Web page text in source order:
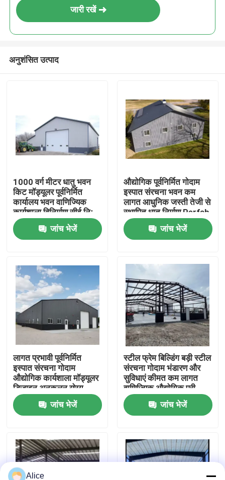
घर
उत्पादों
कारखाना भ्रमण
गुणवत्ता नियंत्रण
संपर्क करें
एक उद्धरण का अनुरोध करें
प्रीफैब स्टील वेयरहाउस
मॉड्यूलर स्टील स्ट्रक्चर
रॉकवूल सैंडविच पैनल
जारी रखें
अनुशंसित उत्पाद
1000 वर्ग मीटर धातु भवन
किट मॉड्यूलर पूर्वनिर्मित
कार्यालय भवन वाणिज्यिक
कार्यशाला विनिर्माण सीई निः
शुल्क समाधान आधुनिक
डिजाइन पूर्वनिर्मित इस्पात
संरचना गोदाम
जांच भेजें
औद्योगिक पूर्वनिर्मित गोदाम
इस्पात संरचना भवन कम
लागत आधुनिक जस्ती तेजी से
स्थापित धातु निर्माण Perfab
कार्यशालाओं और संयंत्रों
जांच भेजें
लागत प्रभावी पूर्वनिर्मित
इस्पात संरचना गोदाम
औद्योगिक कार्यशाला मॉड्यूलर
डिजाइन अनुकूलन योग्य
लेआउट त्वरित विधानसभा
उच्च शक्ति इस्पात फ्रेम
मौसम प्रतिरोधी रसद भंडारण
जांच भेजें
स्टील फ्रेम बिल्डिंग बड़ी स्टील
संरचना गोदाम भंडारण और
सुविधाएं कीमत कम लागत
वाणिज्यिक औद्योगिक प्री
इंजीनियरिंग प्रीफैब आधुनिक
डिजाइन उच्च गुणवत्ता वाले
स्टील प्लांट
जांच भेजें
Alice